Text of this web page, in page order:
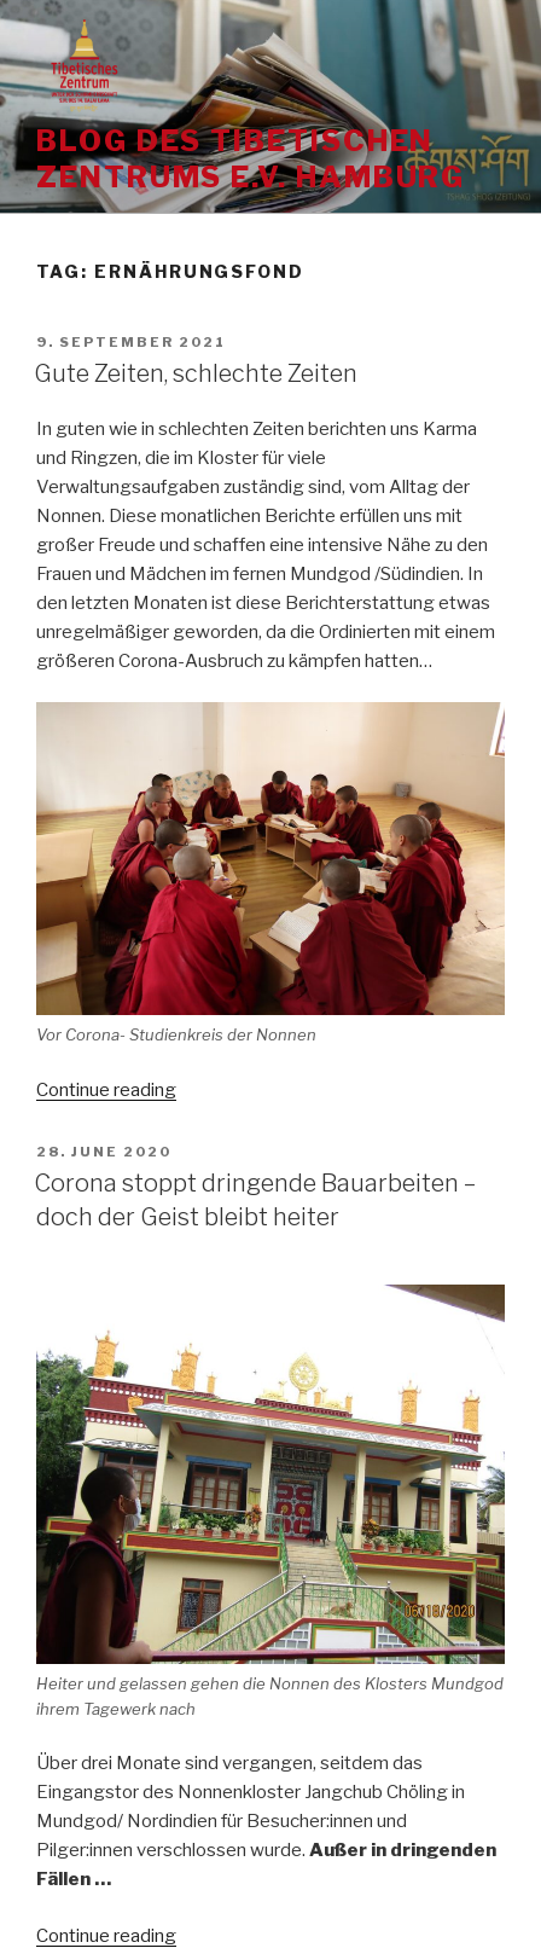
Skip
content
BLOG DES TIBETISCHEN
ZENTRUMS E.V. HAMBURG
TAG: ERNÄHRUNGSFOND
POSTED
ON
9. SEPTEMBER 2021
Gute Zeiten, schlechte Zeiten
In guten wie in schlechten Zeiten berichten uns Karma
und Ringzen, die im Kloster für viele
Verwaltungsaufgaben zuständig sind, vom Alltag der
Nonnen. Diese monatlichen Berichte erfüllen uns mit
großer Freude und schaffen eine intensive Nähe zu den
Frauen und Mädchen im fernen Mundgod /Südindien. In
den letzten Monaten ist diese Berichterstattung etwas
unregelmäßiger geworden, da die Ordinierten mit einem
größeren Corona-Ausbruch zu kämpfen hatten…
Vor Corona- Studienkreis der Nonnen
Continue reading“Gute
Zeiten”
POSTED
ON
28. JUNE 2020
Corona stoppt dringende Bauarbeiten –
doch der Geist bleibt heiter
Heiter und gelassen gehen die Nonnen des Klosters Mundgod
ihrem Tagewerk nach
Über drei Monate sind vergangen, seitdem das
Eingangstor des Nonnenkloster Jangchub Chöling in
Mundgod/ Nordindien für Besucher:innen und
Pilger:innen verschlossen wurde. Außer in dringenden
Fällen …
Continue reading“Corona